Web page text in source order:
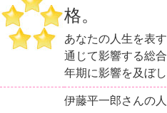
格。
あなたの人生を表
通じて影響する総
年期に影響を及ぼし
伊藤平一郎さんの